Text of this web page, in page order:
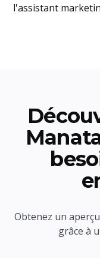
l'assistant
Obtenez un
grâce à